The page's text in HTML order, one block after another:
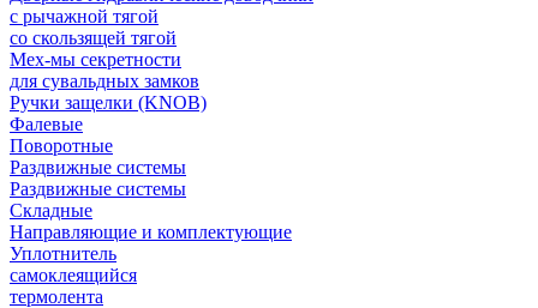
с рычажной тягой
со скользящей тягой
Мех-мы секретности
для сувальдных замков
Ручки защелки (KNOB)
Фалевые
Поворотные
Раздвижные системы
Раздвижные системы
Складные
Направляющие и комплектующие
Уплотнитель
самоклеящийся
термолента